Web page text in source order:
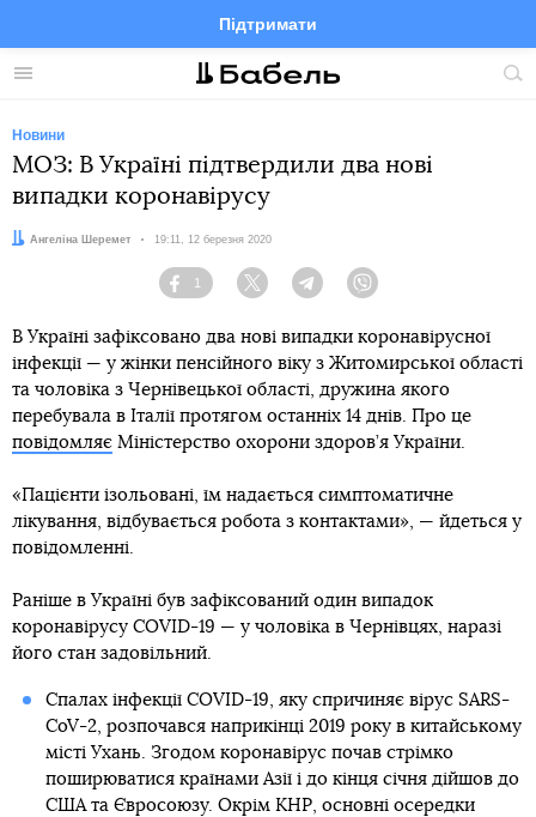
Меню
Підтримати
FacebookTelegramTwitter
Новини
МОЗ: В Україні підтвердили два нові
випадки коронавірусу
Автор:
Ангеліна Шеремет Дата:
19:11, 12 березня 2020
Facebook
1
Twitter TelegramViber
В Україні зафіксовано два нові випадки коронавірусної
інфекції — у жінки пенсійного віку з Житомирської області
та чоловіка з Чернівецької області, дружина якого
перебувала в Італії протягом останніх 14 днів. Про це
повідомляє Міністерство охорони здоров’я України.
«Пацієнти ізольовані, їм надається симптоматичне
лікування, відбувається робота з контактами», — йдеться у
повідомленні.
Раніше в Україні був зафіксований один випадок
коронавірусу COVID-19 — у чоловіка в Чернівцях, наразі
його стан задовільний.
Спалах інфекції COVID-19, яку спричиняє вірус SARS-
CoV-2, розпочався наприкінці 2019 року в китайському
місті Ухань. Згодом коронавірус почав стрімко
поширюватися країнами Азії і до кінця січня дійшов до
США та Євросоюзу. Окрім КНР, основні осередки